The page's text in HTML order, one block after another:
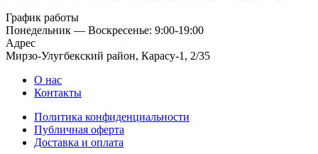
График работы
Понедельник — Воскресенье: 9:00-19:00
Адрес
Мирзо-Улугбекский район, Карасу-1, 2/35
О нас
Контакты
Политика конфиденциальности
Публичная оферта
Доставка и оплата